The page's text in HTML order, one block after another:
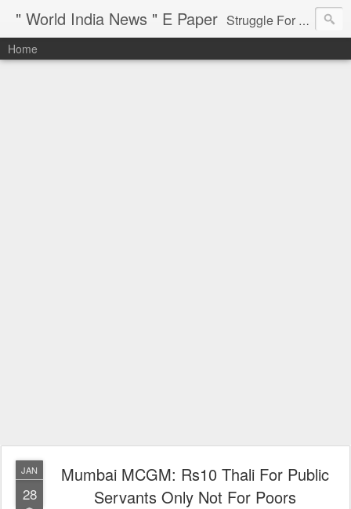
" World India News " E Paper Struggle For Justice
Home
JAN
28
Mumbai MCGM: Rs10 Thali For Public
Servants Only Not For Poors